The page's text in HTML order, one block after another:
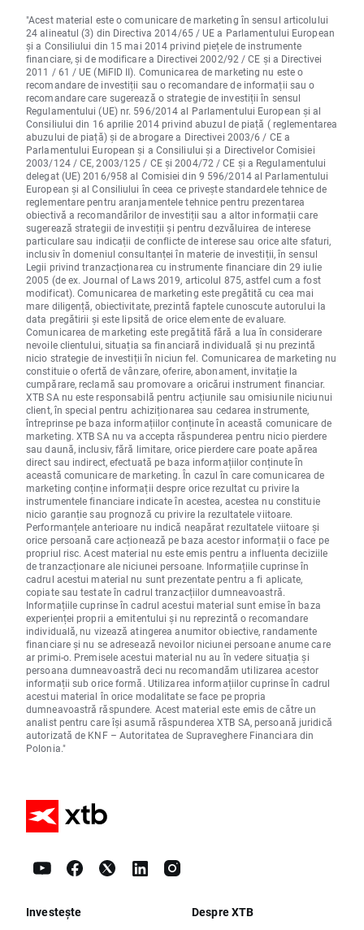
"Acest material este o comunicare de marketing în sensul articolului
24 alineatul (3) din Directiva 2014/65 / UE a Parlamentului European
și a Consiliului din 15 mai 2014 privind piețele de instrumente
financiare, și de modificare a Directivei 2002/92 / CE și a Directivei
2011 / 61 / UE (MiFID II). Comunicarea de marketing nu este o
recomandare de investiții sau o recomandare de informații sau o
recomandare care sugerează o strategie de investiții în sensul
Regulamentului (UE) nr. 596/2014 al Parlamentului European și al
Consiliului din 16 aprilie 2014 privind abuzul de piață ( reglementarea
abuzului de piață) și de abrogare a Directivei 2003/6 / CE a
Parlamentului European și a Consiliului și a Directivelor Comisiei
2003/124 / CE, 2003/125 / CE și 2004/72 / CE și a Regulamentului
delegat (UE) 2016/958 al Comisiei din 9 596/2014 al Parlamentului
European și al Consiliului în ceea ce privește standardele tehnice de
reglementare pentru aranjamentele tehnice pentru prezentarea
obiectivă a recomandărilor de investiții sau a altor informații care
sugerează strategii de investiții și pentru dezvăluirea de interese
particulare sau indicații de conflicte de interese sau orice alte sfaturi,
inclusiv în domeniul consultanței în materie de investiții, în sensul
Legii privind tranzacționarea cu instrumente financiare din 29 iulie
2005 (de ex. Journal of Laws 2019, articolul 875, astfel cum a fost
modificat). Comunicarea de marketing este pregătită cu cea mai
mare diligență, obiectivitate, prezintă faptele cunoscute autorului la
data pregătirii și este lipsită de orice elemente de evaluare.
Comunicarea de marketing este pregătită fără a lua în considerare
nevoile clientului, situația sa financiară individuală și nu prezintă
nicio strategie de investiții în niciun fel. Comunicarea de marketing nu
constituie o ofertă de vânzare, oferire, abonament, invitație la
cumpărare, reclamă sau promovare a oricărui instrument financiar.
XTB SA nu este responsabilă pentru acțiunile sau omisiunile niciunui
client, în special pentru achiziționarea sau cedarea instrumente,
întreprinse pe baza informațiilor conținute în această comunicare de
marketing. XTB SA nu va accepta răspunderea pentru nicio pierdere
sau daună, inclusiv, fără limitare, orice pierdere care poate apărea
direct sau indirect, efectuată pe baza informațiilor conținute în
această comunicare de marketing. În cazul în care comunicarea de
marketing conține informații despre orice rezultat cu privire la
instrumentele financiare indicate în acestea, acestea nu constituie
nicio garanție sau prognoză cu privire la rezultatele viitoare.
Performanțele anterioare nu indică neapărat rezultatele viitoare și
orice persoană care acționează pe baza acestor informații o face pe
propriul risc. Acest material nu este emis pentru a influenta deciziile
de tranzacționare ale niciunei persoane. Informațiile cuprinse în
cadrul acestui material nu sunt prezentate pentru a fi aplicate,
copiate sau testate în cadrul tranzacțiilor dumneavoastră.
Informațiile cuprinse în cadrul acestui material sunt emise în baza
experienței proprii a emitentului și nu reprezintă o recomandare
individuală, nu vizează atingerea anumitor obiective, randamente
financiare și nu se adresează nevoilor niciunei persoane anume care
ar primi-o. Premisele acestui material nu au în vedere situația și
persoana dumneavoastră deci nu recomandăm utilizarea acestor
informații sub orice formă. Utilizarea informațiilor cuprinse în cadrul
acestui material în orice modalitate se face pe propria
dumneavoastră răspundere. Acest material este emis de către un
analist pentru care își asumă răspunderea XTB SA, persoană juridică
autorizată de KNF – Autoritatea de Supraveghere Financiara din
Polonia."
Investește Despre XTB